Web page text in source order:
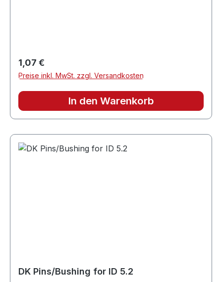
Regulärer Preis:
1,07 €
Preise inkl. MwSt. zzgl. Versandkosten
In den Warenkorb
DK Pins/Bushing for ID 5.2